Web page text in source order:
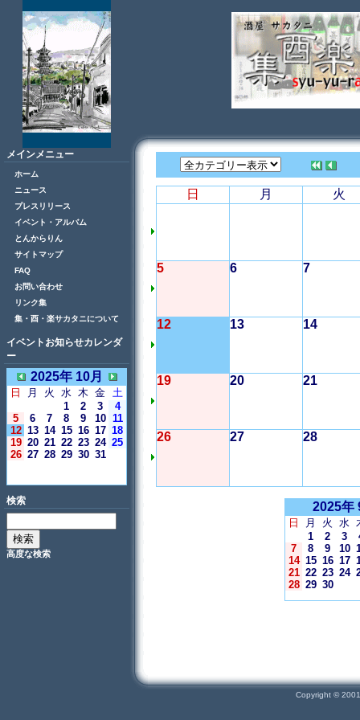
メインメニュー
ホーム
ニュース
プレスリリース
イベント・アルバム
とんからりん
サイトマップ
FAQ
お問い合わせ
リンク集
集・酉・楽サカタニについて
イベントお知らせカレンダ
ー
2025年 10月
日 月 火 水 木 金 土
1
2 3
4
5
6 7 8 9 10 11
12 13 14 15 16 17 18
19 20 21 22 23 24 25
26 27 28 29 30 31
検索
高度な検索
日 月 火
5 6 7
12 13 14
19 20 21
26 27 28
2025年
日 月 火 水
1
2 3
7
8 9 10
14 15 16 17
21 22 23 24
28 29 30
Copyright ©